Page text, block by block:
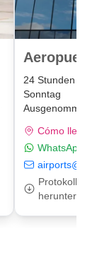
24 Stunden
Sonntag
Ausgenommen
Cómo llegar
WhatsApp:
Protokoll